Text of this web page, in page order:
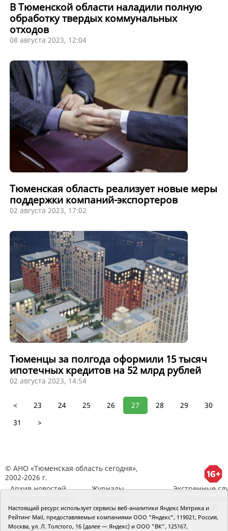
В Тюменской области наладили полную
обработку твердых коммунальных
отходов
08 августа 2023, 12:04
Тюменская область реализует новые меры
поддержки компаний-экспортеров
02 августа 2023, 17:02
Тюменцы за полгода оформили 15 тысяч
ипотечных кредитов на 52 млрд рублей
02 августа 2023, 14:54
< 23 24 25 26 27 28 29
30
31
>
© АНО «Тюменская область сегодня»,
2002-2026 г.
Архив новостей
районов ТО
Журналы
RSS поток
Экстренные
Сведения об
организации
Настоящий ресурс использует сервисы веб-аналитики Яндекс Метрика и
Рейтинг Mail, предоставляемые компаниями ООО "Яндекс", 119021, Россия,
Москва, ул. Л. Толстого, 16 (далее — Яндекс) и ООО "ВК", 125167,